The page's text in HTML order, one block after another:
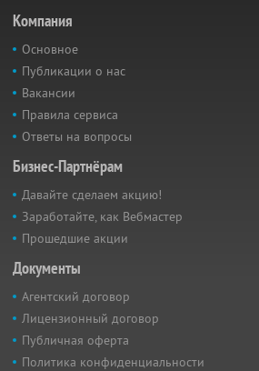
Компания
Основное
Публикации о нас
Вакансии
Правила сервиса
Ответы на вопросы
Бизнес-Партнёрам
Давайте сделаем акцию!
Заработайте, как Вебмастер
Прошедшие акции
Документы
Агентский договор
Лицензионный договор
Публичная оферта
Политика конфиденциальности